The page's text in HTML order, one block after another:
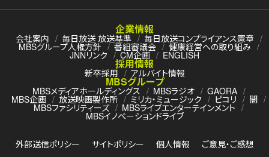
企業情報
会社案内 毎日放送 放送基準 毎日放送コンプライアンス憲章
MBSグループ人権方針 番組審議会 健康経営への取り組み
JNNリンク CM企画 ENGLISH
採用情報
新卒採用 アルバイト情報
MBSグループ
MBSメディアホールディングス MBSラジオ GAORA
MBS企画 放送映画製作所 ミリカ・ミュージック ピコリ 闇
MBSファシリティーズ MBSライブエンターテインメント
MBSイノベーションドライブ
外部送信ポリシー サイトポリシー 個人情報 ご意見・ご感想